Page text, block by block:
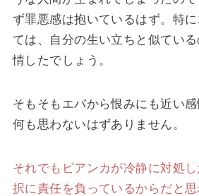
ず罪悪感は抱いているはず。特
ては、自分の生い立ちと似てい
情したでしょう。
そもそもエバから恨みにも近い感
何も思わないはずありません。
それでもビアンカが冷静に対処
択に責任を負っているからだと思